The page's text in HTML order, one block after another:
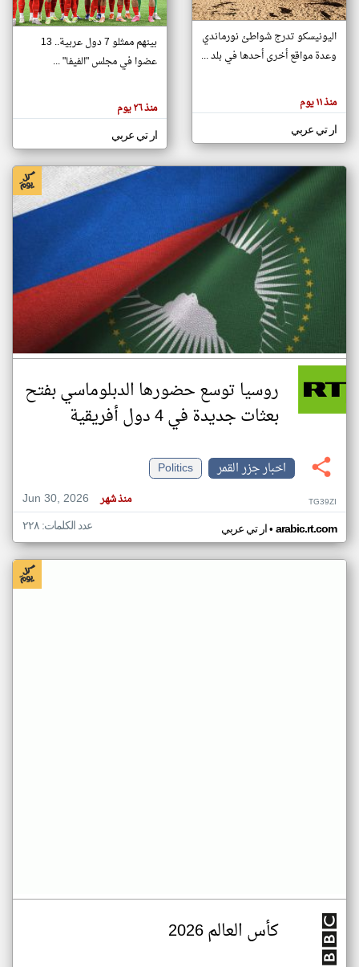
تغيير الدولة
اخبار جزر القمر على مدار الساعة
أهم اخبار جزر القمر العاجلة والمباشرة
هنا عن
وجهة
كاتبيها.
اليونيسكو تدرج شواطئ نورماندي
وعدة مواقع أخرى أحدها في بلد ...
منذ ١١ يوم
ار تي عربي
بينهم ممثلو 7 دول عربية.. 13
عضوا في مجلس "الفيفا" ...
منذ ٢٦ يوم
ار تي عربي
روسيا توسع حضورها الدبلوماسي بفتح
بعثات جديدة في 4 دول أفريقية
اخبار جزر القمر
Politics
Jun 30, 2026
منذ شهر TG39ZI
ار تي عربي• arabic.rt.com عدد الكلمات: ٢٢٨
كأس العالم 2026
klyoum.com